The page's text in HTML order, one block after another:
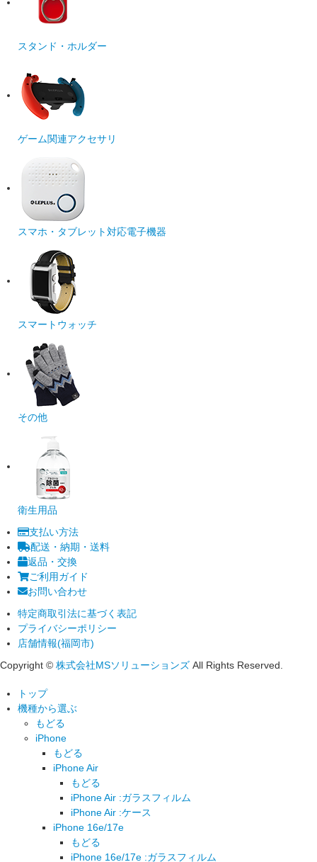
スタンド・ホルダー
ゲーム関連アクセサリ
スマホ・タブレット対応電子機器
スマートウォッチ
その他
衛生用品
支払い方法
配送・納期・送料
返品・交換
ご利用ガイド
お問い合わせ
特定商取引法に基づく表記
プライバシーポリシー
店舗情報(福岡市)
Copyright © 株式会社MSソリューションズ All Rights Reserved.
トップ
機種から選ぶ
もどる
iPhone
もどる
iPhone Air
もどる
iPhone Air :ガラスフィルム
iPhone Air :ケース
iPhone 16e/17e
もどる
iPhone 16e/17e :ガラスフィルム